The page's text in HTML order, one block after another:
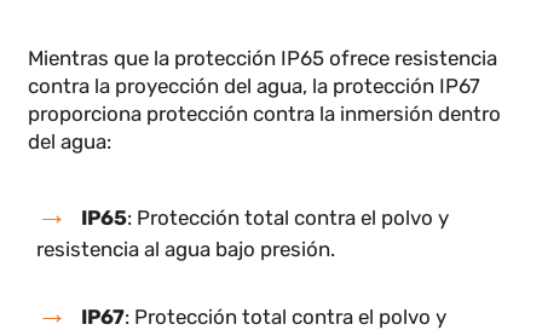
funcionar en ambientes con polvo y exposición
al agua sin afectar en su funcionamiento.
Diferencias entre IP65 e IP67
Mientras que la protección IP65 ofrece resistencia
proporciona protección contra la inmersión dentro